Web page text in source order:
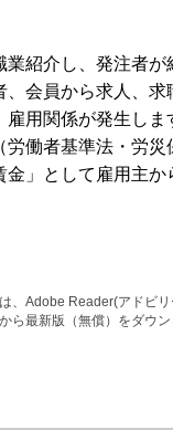
業紹介し、発注者
、会員から求人、
雇用関係が発生しま
労働者基準法・労災
金」として雇用主
、Adobe Reader(アドビリ
ら最新版（無償）をダウン